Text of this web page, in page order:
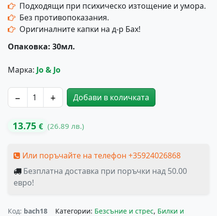
Подходящи при психическо изтощение и умора.
Без противопоказания.
Оригиналните капки на д-р Бах!
Опаковка: 30мл.
Марка: Jo & Jo
количество за Капките на Доктор Бах № 18
− + Добави в количката
13.75 € (26.89 лв.)
Или поръчайте на телефон +35924026868
Безплатна доставка при поръчки над 50.00
евро!
Код: bach18 Категории: Безсъние и стрес, Билки и